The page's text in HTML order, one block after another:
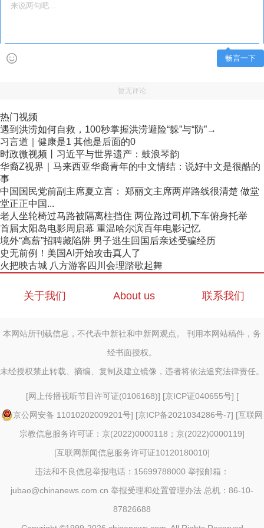
畅言一下
暂无评论
热门视频
遇到洪涝如何自救，100秒掌握洪涝避险“躲”与“防”→
习言道｜健康是1 其他是后面的0
时政微视频丨习近平与世界遗产：鼓浪琴韵
华裔Z视界｜马来西亚华裔青年的中文情结：说好中文是很酷的
事
中国国民党前副主席夏立言： 郑丽文主席两岸路线很清楚 做堂
堂正正中国...
老人坐轮椅过马路被隔离柱挡住 两位路过司机下车俯身托举
首届太阳岛电影周启幕 重温哈尔滨百年电影记忆
境外“高薪”招聘藏陷阱 男子逃生回国后亲述受骗经历
史无前例！美国AI开始攻击真人了
火把映古城 八方游客四川会理踏歌起舞
关于我们 About us 联系我们
本网站所刊载信息，不代表中新社和中新网观点。 刊用本网站稿件，务
经书面授权。
未经授权禁止转载、摘编、复制及建立镜像，违者将依法追究法律责任。
[网上传播视听节目许可证(0106168)] [京ICP证040655号] [
京公网安备 11010202009201号] [京ICP备2021034286号-7] [互联网
宗教信息服务许可证：京(2022)0000118；京(2022)0000119]
[互联网新闻信息服务许可证10120180010]
违法和不良信息举报电话：15699788000 举报邮箱：
jubao@chinanews.com.cn 举报受理和处置管理办法 总机：86-10-
87826688